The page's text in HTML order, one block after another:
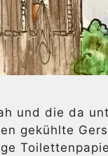
und die da
gekühlte